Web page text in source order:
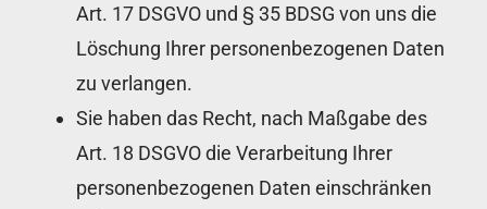
Art. 17 DSGVO und § 35 BDSG von uns die
Löschung Ihrer personenbezogenen Daten
zu verlangen.
Sie haben das Recht, nach Maßgabe des
Art. 18 DSGVO die Verarbeitung Ihrer
personenbezogenen Daten einschränken